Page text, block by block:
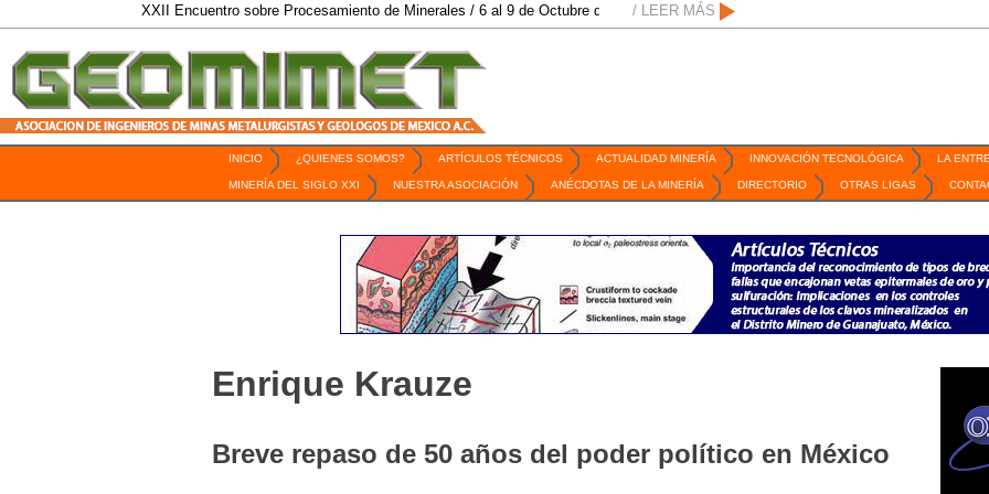
XXII Encuentro sobre Procesamiento de Minerales / 6 al 9 de Octubre de 2026 / San Luis Potosí, SLP / Mexico Mining Forum / 2 de
/ LEER MÁS
INICIO ¿QUIENES SOMOS? ARTÍCULOS TÉCNICOS ACTUALIDAD MINERÍA INNOVACIÓN TECNOLÓGICA LA
MINERÍA DEL SIGLO XXI NUESTRA ASOCIACIÓN ANÉCDOTAS DE LA MINERÍA DIRECTORIO OTRAS LIGAS
Enrique Krauze
Breve repaso de 50 años del poder político en México